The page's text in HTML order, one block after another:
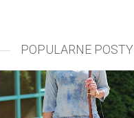
POPULARNE POSTY